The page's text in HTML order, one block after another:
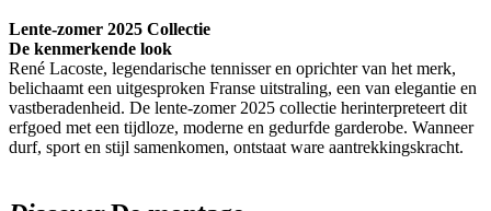
Lente-zomer 2025 Collectie
De kenmerkende look
René Lacoste, legendarische tennisser en oprichter van het merk,
belichaamt een uitgesproken Franse uitstraling, een van elegantie en
vastberadenheid. De lente-zomer 2025 collectie herinterpreteert dit
erfgoed met een tijdloze, moderne en gedurfde garderobe. Wanneer
durf, sport en stijl samenkomen, ontstaat ware aantrekkingskracht.